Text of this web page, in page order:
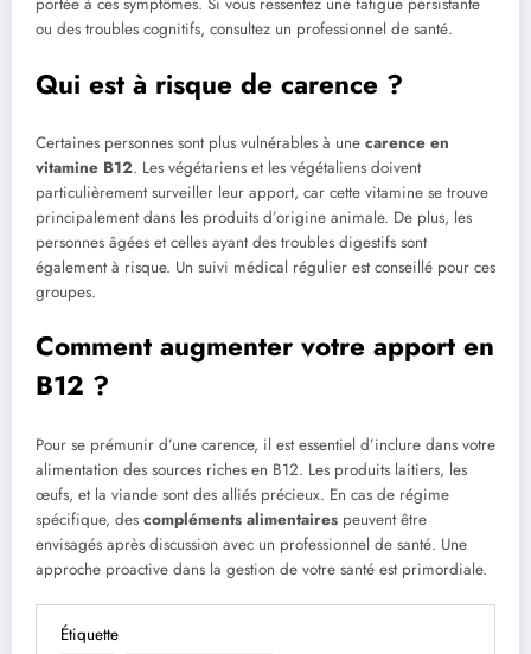
portée à ces symptômes. Si vous ressentez une fatigue persistante
ou des troubles cognitifs, consultez un professionnel de santé.
Qui est à risque de carence ?
Certaines personnes sont plus vulnérables à une carence en
vitamine B12. Les végétariens et les végétaliens doivent
particulièrement surveiller leur apport, car cette vitamine se trouve
principalement dans les produits d’origine animale. De plus, les
personnes âgées et celles ayant des troubles digestifs sont
également à risque. Un suivi médical régulier est conseillé pour ces
groupes.
Comment augmenter votre apport en
B12 ?
Pour se prémunir d’une carence, il est essentiel d’inclure dans votre
alimentation des sources riches en B12. Les produits laitiers, les
œufs, et la viande sont des alliés précieux. En cas de régime
spécifique, des compléments alimentaires peuvent être
envisagés après discussion avec un professionnel de santé. Une
approche proactive dans la gestion de votre santé est primordiale.
Étiquette